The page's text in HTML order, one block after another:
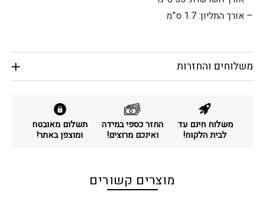
– אורך התליון: 1.7 ס”מ
משלוחים והחזרות
משלוח חינם עד
לבית הלקוח!
החזר כספי במידה
ואינכם מרוצים!
תשלום מאובטח
ומוצפן באתר!
מוצרים קשורים